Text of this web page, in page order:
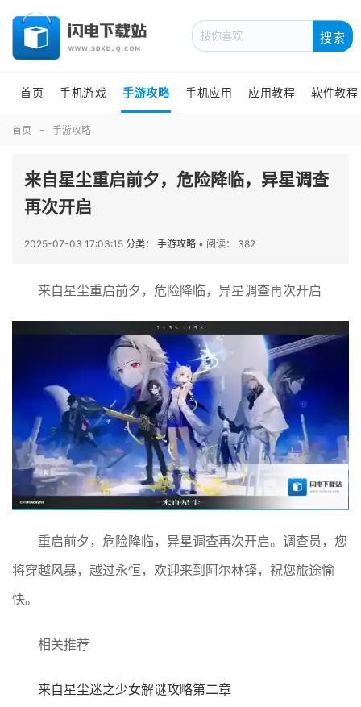
搜索
首页 手机游戏 手游攻略 手机应用 应用教程 软件教程
首页 手游攻略
来自星尘重启前夕，危险降临，异星调查
再次开启
2025-07-03 17:03:15 分类： 手游攻略 • 阅读： 382
来自星尘重启前夕，危险降临，异星调查再次开启
重启前夕，危险降临，异星调查再次开启。调查员，您
将穿越风暴，越过永恒，欢迎来到阿尔林铎，祝您旅途愉
快。
相关推荐
来自星尘迷之少女解谜攻略第二章